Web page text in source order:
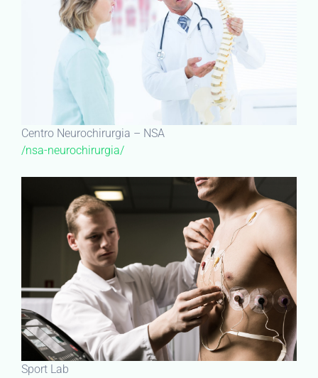
Centro Neurochirurgia – NSA
/nsa-neurochirurgia/
Sport Lab